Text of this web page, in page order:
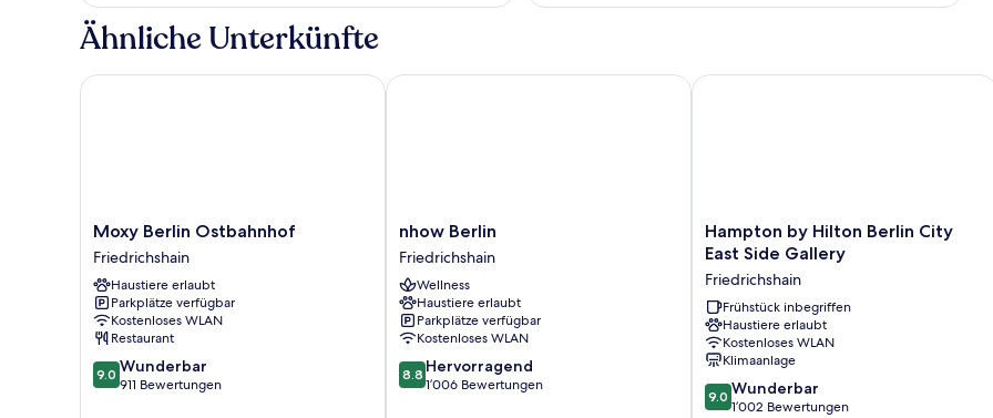
BED
DELUXE
Ähnliche Unterkünfte
Moxy
Berlin
Ostbahnhof
Friedrichshain
Moxy Berlin Ostbahnhof
Friedrichshain
Haustiere erlaubt
Parkplätze verfügbar
Kostenloses WLAN
Restaurant
9.0
von
9.0 Wunderbar
911 Bewertungen
Moxy Berlin Ostbahnhof
nhow
Berlin
Friedrichshain
nhow Berlin
Friedrichshain
Wellness
Haustiere erlaubt
Parkplätze verfügbar
Kostenloses WLAN
8.8
von
8.8 Hervorragend
1’006 Bewertungen
nhow Berlin
Hampton
by
Berlin
City
East
Side
Gallery
Friedrichshain
Hampton by Hilton Berlin City
East Side Gallery
Friedrichshain
Frühstück inbegriffen
Haustiere erlaubt
Kostenloses WLAN
Klimaanlage
9.0
von
9.0 Wunderbar
1’002 Bewertungen
Hampton by Hilton Berlin City East